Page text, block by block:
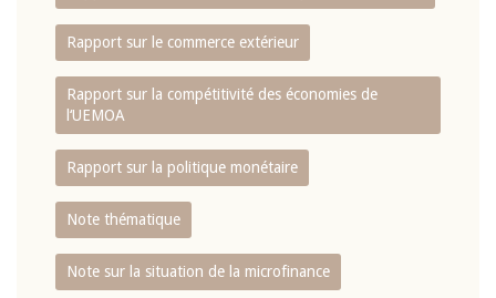
Rapport sur le commerce extérieur
Rapport sur la compétitivité des économies de
l‘UEMOA
Rapport sur la politique monétaire
Note thématique
Note sur la situation de la microfinance